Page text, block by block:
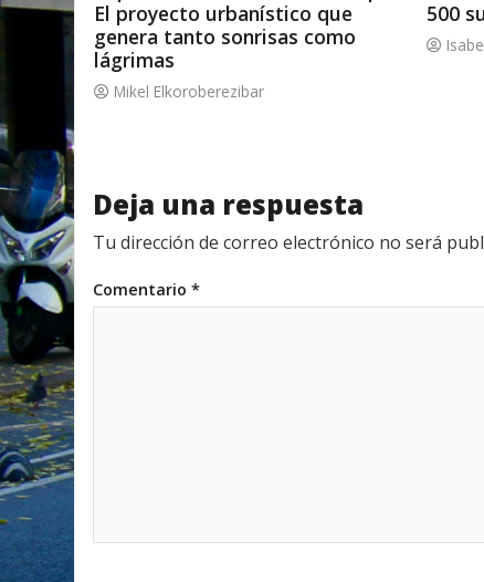
El proyecto urbanístico que
genera tanto sonrisas como
lágrimas
Mikel Elkoroberezibar
500
Deja una respuesta
Tu dirección de correo electrónico no será
Comentario*